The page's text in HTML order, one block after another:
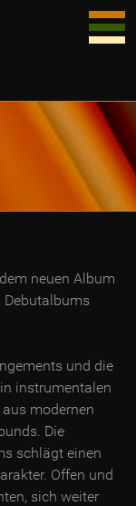
neuen Album
Debutalbums
und die
instrumentalen
modernen
Die
schlägt einen
Offen und
sich weiter